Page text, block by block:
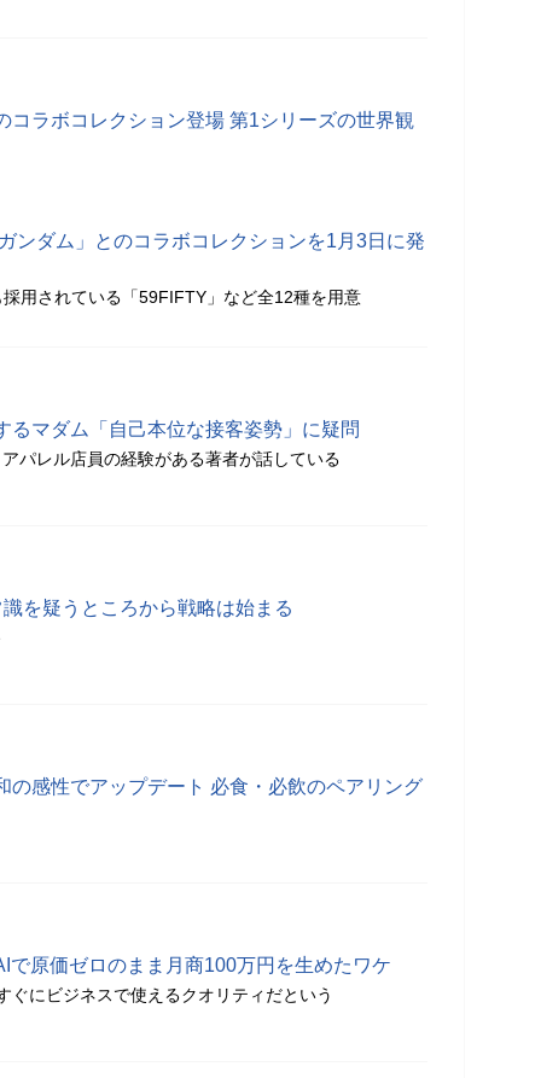
コラボコレクション登場 第1シリーズの世界観
ンダム」とのコラボコレクションを1月3日に発
用されている「59FIFTY」など全12種を用意
るマダム「自己本位な接客姿勢」に疑問
パレル店員の経験がある著者が話している
を疑うところから戦略は始まる
の感性でアップデート 必食・必飲のペアリング
で原価ゼロのまま月商100万円を生めたワケ
ぐにビジネスで使えるクオリティだという